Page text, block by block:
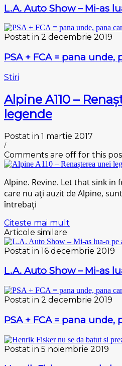
L.A. Auto Show – Mi-as
Postat in 2 decembrie 2019
PSA + FCA = pana unde,
Stiri
Alpine A110 –
legende
Postat in 1 martie 2017
/
Comments are off for this
Alpine. Revine. Let that sink in
care nu ați auzit de Alpine,
întrebați
Citeste mai mult
Articole similare
Postat in 16 decembrie 2019
L.A. Auto Show – Mi-as
Postat in 2 decembrie 2019
PSA + FCA = pana unde,
Postat in 5 noiembrie 2019